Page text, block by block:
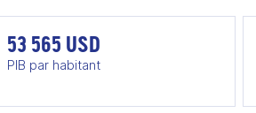
53 565 USD
PIB par habitant